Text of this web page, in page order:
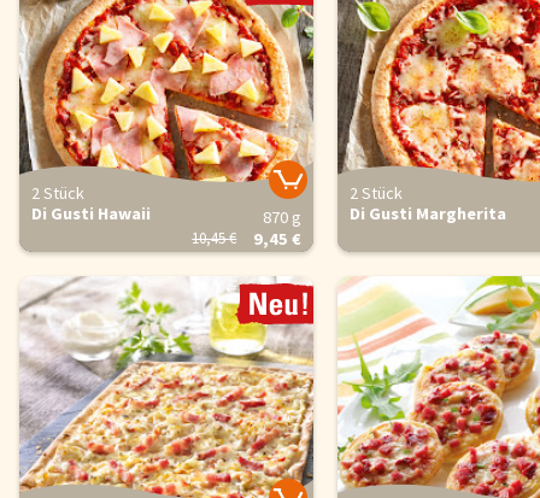
2 Stück
Di Gusti Hawaii
870 g
9,45 €
10,45 €
2 Stück
Di Gusti Margherita